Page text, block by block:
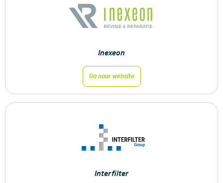
Inexeon
Ga naar website
Interfilter